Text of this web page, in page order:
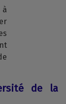
de la